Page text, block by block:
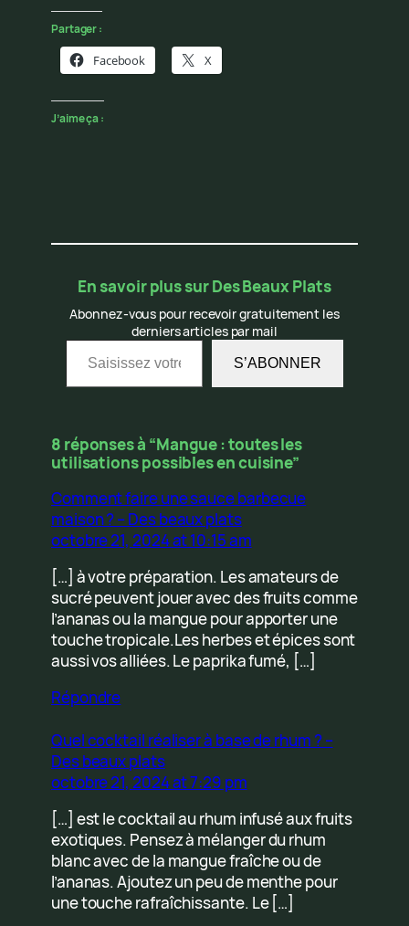
Partager :
Facebook X
J’aime ça :
En savoir plus sur Des Beaux Plats
Abonnez-vous pour recevoir gratuitement les
derniers articles par mail
Saisissez votre adresse e-mail…
S’ABONNER
8 réponses à “Mangue : toutes les
utilisations possibles en cuisine”
Comment faire une sauce barbecue
maison ? – Des beaux plats
octobre 21, 2024 at 10:15 am
[…] à votre préparation. Les amateurs de
sucré peuvent jouer avec des fruits comme
l’ananas ou la mangue pour apporter une
touche tropicale.Les herbes et épices sont
aussi vos alliées. Le paprika fumé, […]
Répondre
Quel cocktail réaliser à base de rhum ? –
Des beaux plats
octobre 21, 2024 at 7:29 pm
[…] est le cocktail au rhum infusé aux fruits
exotiques. Pensez à mélanger du rhum
blanc avec de la mangue fraîche ou de
l’ananas. Ajoutez un peu de menthe pour
une touche rafraîchissante. Le […]